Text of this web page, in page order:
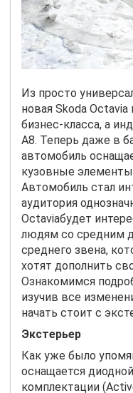
Из просто
новая Skoda Octavia
бизнес-класса, а
A8. Теперь даже в
автомобиль
кузовные
Автомобиль стал
аудитория
Octaviaбудет
людям со средним
среднего звена,
хотят дополнить
Ознакомимся
изучив все
начать стоит с
Экстерьер
Как уже было
оснащается
комплектации (